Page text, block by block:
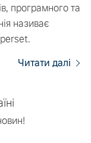
програмного та
називає
Читати далі